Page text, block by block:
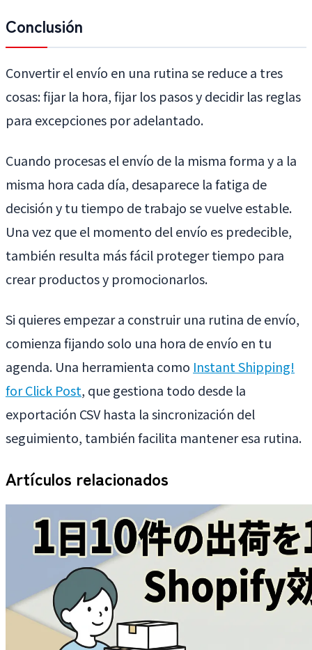
Conclusión
Convertir el envío en una rutina se reduce a tres
cosas: fijar la hora, fijar los pasos y decidir las reglas
para excepciones por adelantado.
Cuando procesas el envío de la misma forma y a la
misma hora cada día, desaparece la fatiga de
decisión y tu tiempo de trabajo se vuelve estable.
Una vez que el momento del envío es predecible,
también resulta más fácil proteger tiempo para
crear productos y promocionarlos.
Si quieres empezar a construir una rutina de envío,
comienza fijando solo una hora de envío en tu
agenda. Una herramienta como Instant Shipping!
for Click Post, que gestiona todo desde la
exportación CSV hasta la sincronización del
seguimiento, también facilita mantener esa rutina.
Artículos relacionados